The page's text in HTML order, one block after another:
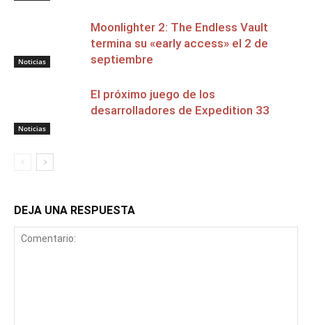
Noticias
Moonlighter 2: The Endless Vault
termina su «early access» el 2 de
septiembre
Noticias
El próximo juego de los
desarrolladores de Expedition 33
DEJA UNA RESPUESTA